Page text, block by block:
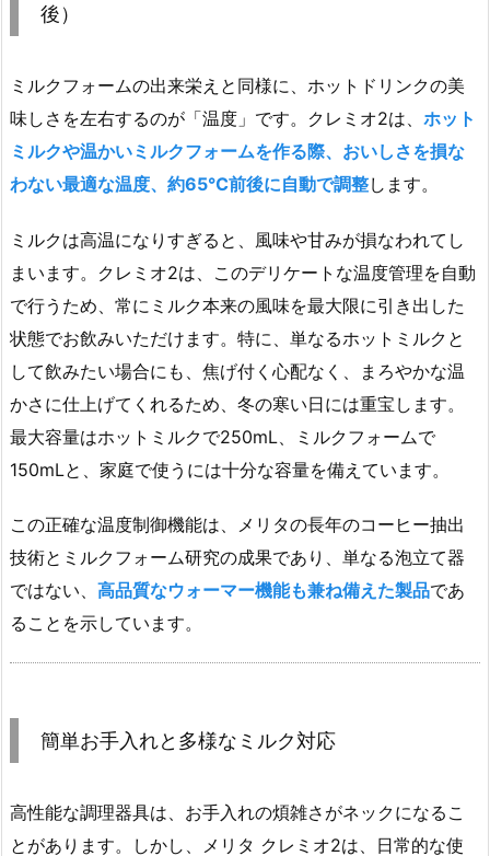
後）
ミルクフォームの出来栄えと同様に、ホットドリンクの美
味しさを左右するのが「温度」です。クレミオ2は、 ホット
ミルクや温かいミルクフォームを作る際、おいしさを損な
わない最適な温度、約65℃前後に自動で調整します。
ミルクは高温になりすぎると、風味や甘みが損なわれてし
まいます。クレミオ2は、このデリケートな温度管理を自動
で行うため、常にミルク本来の風味を最大限に引き出した
状態でお飲みいただけます。特に、単なるホットミルクと
して飲みたい場合にも、焦げ付く心配なく、まろやかな温
かさに仕上げてくれるため、冬の寒い日には重宝します。
最大容量はホットミルクで250mL、ミルクフォームで
150mLと、家庭で使うには十分な容量を備えています。
この正確な温度制御機能は、メリタの長年のコーヒー抽出
技術とミルクフォーム研究の成果であり、単なる泡立て器
ではない、 高品質なウォーマー機能も兼ね備えた製品であ
ることを示しています。
簡単お手入れと多様なミルク対応
高性能な調理器具は、お手入れの煩雑さがネックになるこ
とがあります。しかし、メリタ クレミオ2は、日常的な使